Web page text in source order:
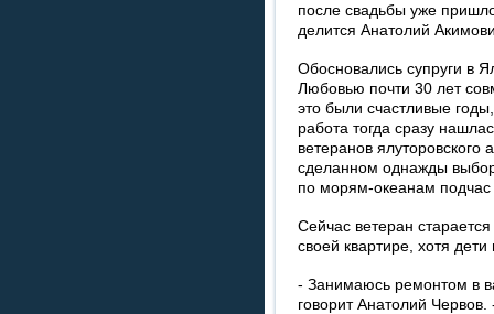
после свадьбы уже
делится Анатолий
Обосновались супруги в
Любовью почти 30 лет
это были счастливые
работа тогда сразу
ветеранов ялуторовского
сделанном однажды
по морям-океанам подчас
Сейчас ветеран
своей квартире, хотя
- Занимаюсь ремонтом в
говорит Анатолий